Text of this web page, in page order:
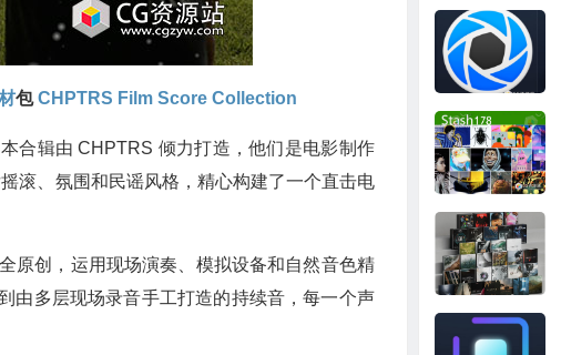
包CHPTRS Film Score Collection
合辑由 CHPTRS 倾力打造，他们是电影制作
滚、氛围和民谣风格，精心构建了一个直击电
原创，运用现场演奏、模拟设备和自然音色精
由多层现场录音手工打造的持续音，每一个声